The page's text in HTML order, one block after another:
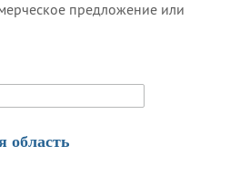
предложение или
область